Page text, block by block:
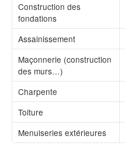
Construction des
fondations
Assainissement
Maçonnerie (construction
des murs…)
Charpente
Toiture
Menuiseries extérieures